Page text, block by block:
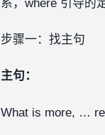
系，where 引导的
步骤一：找主句
主句：
What is more, …